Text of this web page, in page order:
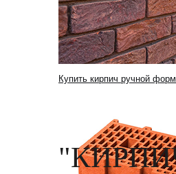
Купить кирпич ручной